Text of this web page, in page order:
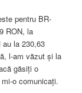
pentru BR-
RON, la
au la 230,63
l-am văzut şi la
găsiţi o
o comunicaţi.